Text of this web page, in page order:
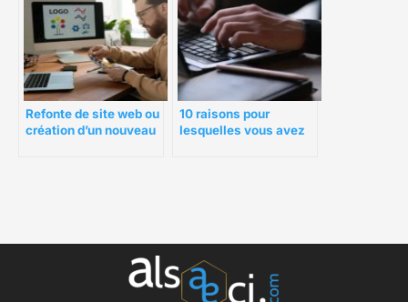
Refonte de site web ou
création d’un nouveau
10 raisons pour
lesquelles vous avez